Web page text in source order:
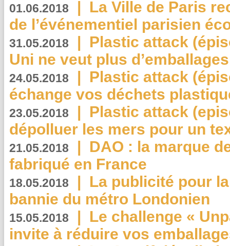
01.06.2018 | La Ville de Paris
de l’événementiel parisien
31.05.2018 | Plastic attack
Uni ne veut plus
24.05.2018 | Plastic attack
échange vos déchets
23.05.2018 | Plastic attack
dépolluer les mers pour un
21.05.2018 | DAO : la marque
fabriqué en France
18.05.2018 | La publicité pour
bannie du métro Londonien
15.05.2018 | Le challenge «
invite à réduire vos